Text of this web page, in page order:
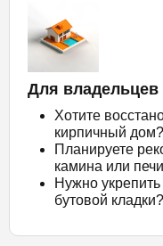
Для владельцев
Хотите
кирпичный дом?
Планируете
камина или
Нужно
бутовой кладки?